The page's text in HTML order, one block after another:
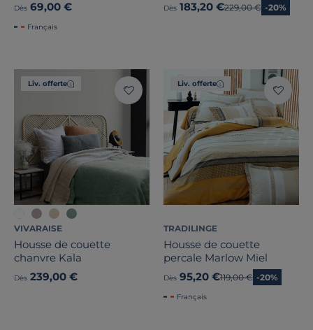
Dès 69,00 €
Français
Dès 183,20 €Ancien prix
229,00 € -20%
Liv. offerte
VIVARAISE
Housse de couette
chanvre Kala
Dès 239,00 €
Liv. offerte
TRADILINGE
Housse de couette
percale Marlow Miel
Dès 95,20 €Ancien prix
119,00 € -20%
Français